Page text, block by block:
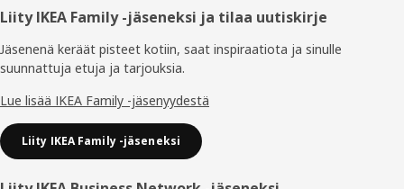
Alatunniste
Liity IKEA Family -jäseneksi ja tilaa uutiskirje
Jäsenenä keräät pisteet kotiin, saat inspiraatiota ja sinulle
suunnattuja etuja ja tarjouksia.​
Lue lisää IKEA Family -jäsenyydestä
Liity IKEA Family -jäseneksi